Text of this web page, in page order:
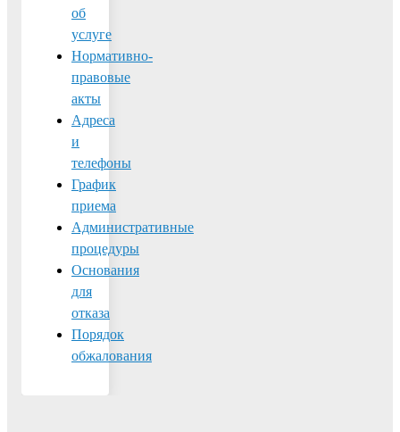
об
услуге
Нормативно-
правовые
акты
Адреса
и
телефоны
График
приема
Административные
процедуры
Основания
для
отказа
Порядок
обжалования